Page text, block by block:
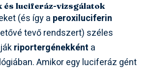
és luciferáz-vizsgálatok
(és így a peroxiluciferin
tevő rendszert) széles
riportergénekként a
Amikor egy luciferáz gént